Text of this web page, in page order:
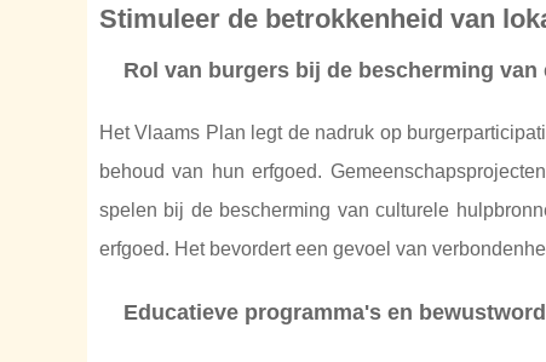
Stimuleer de betrokkenheid van
Rol van burgers bij de bescherming van
Het Vlaams Plan legt de nadruk op
behoud van hun erfgoed.
spelen bij de bescherming van culturele
erfgoed. Het bevordert een gevoel van
Educatieve programma's en